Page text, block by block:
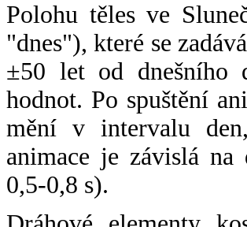
Polohu těles ve
"dnes"), které se
±50 let od dnešního
hodnot. Po spuštění
mění v intervalu
animace je závislá na
0,5-0,8 s).